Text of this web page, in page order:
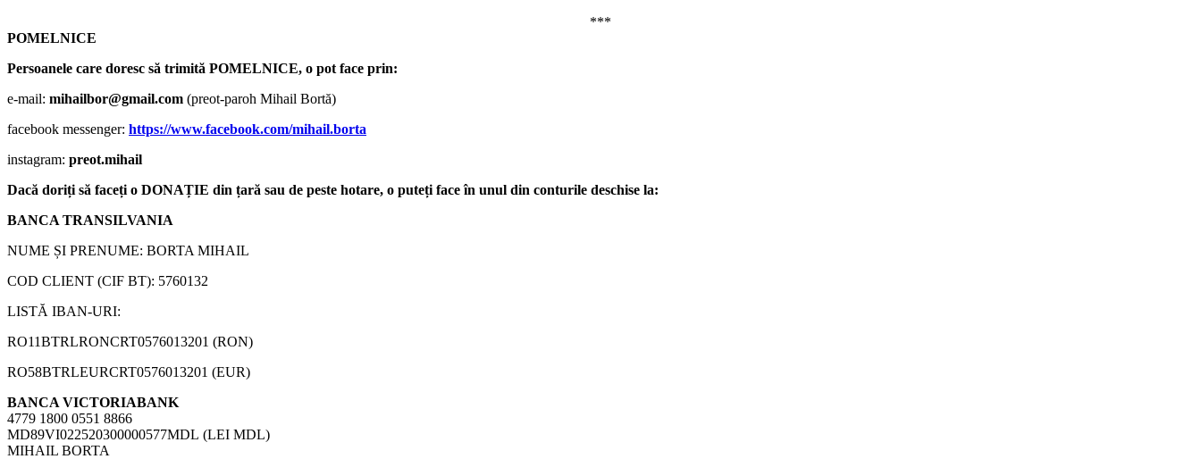
***
POMELNICE
Persoanele care doresc să trimită POMELNICE, o pot face prin:
e-mail: mihailbor@gmail.com (preot-paroh Mihail Bortă)
facebook messenger: https://www.facebook.com/mihail.borta
instagram: preot.mihail
Dacă doriți să faceți o DONAȚIE din țară sau de peste hotare, o puteți face în unul din conturile deschise la:
BANCA TRANSILVANIA
NUME ȘI PRENUME: BORTA MIHAIL
COD CLIENT (CIF BT): 5760132
LISTĂ IBAN-URI:
RO11BTRLRONCRT0576013201 (RON)
RO58BTRLEURCRT0576013201 (EUR)
BANCA VICTORIABANK
4779 1800 0551 8866
MD89VI022520300000577MDL (LEI MDL)
MIHAIL BORTA